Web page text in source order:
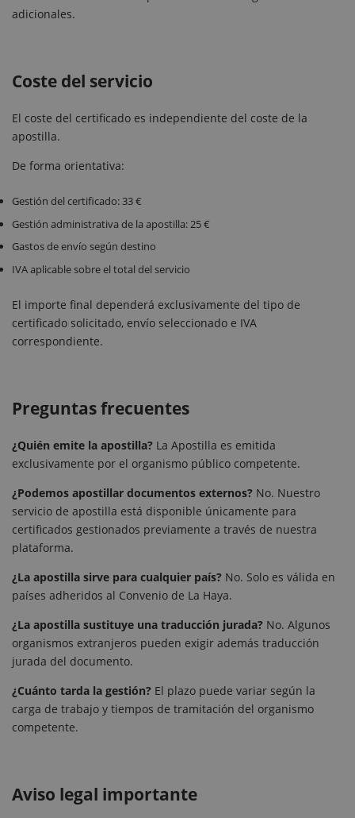
adicionales.
Coste del servicio
El coste del certificado es independiente del coste de la
apostilla.
De forma orientativa:
Gestión del certificado: 33 €
Gestión administrativa de la apostilla: 25 €
Gastos de envío según destino
IVA aplicable sobre el total del servicio
El importe final dependerá exclusivamente del tipo de
certificado solicitado, envío seleccionado e IVA
correspondiente.
Preguntas frecuentes
¿Quién emite la apostilla? La Apostilla es emitida
exclusivamente por el organismo público competente.
¿Podemos apostillar documentos externos? No. Nuestro
servicio de apostilla está disponible únicamente para
certificados gestionados previamente a través de nuestra
plataforma.
¿La apostilla sirve para cualquier país? No. Solo es válida en
países adheridos al Convenio de La Haya.
¿La apostilla sustituye una traducción jurada? No. Algunos
organismos extranjeros pueden exigir además traducción
jurada del documento.
¿Cuánto tarda la gestión? El plazo puede variar según la
carga de trabajo y tiempos de tramitación del organismo
competente.
Aviso legal importante